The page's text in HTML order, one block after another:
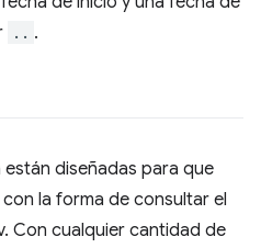
.. .
diseñadas para que
la forma de consultar el
Con cualquier cantidad de